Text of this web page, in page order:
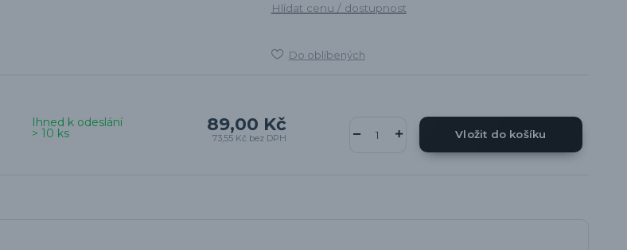
Hlídat cenu / dostupnost
Do oblíbených
89,00 Kč
73,55 Kč bez DPH
Ihned k odeslání
> 10 ks Vložit do košíku